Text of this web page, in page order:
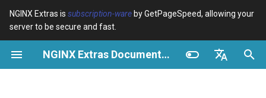
NGINX Extras is subscription-ware by GetPageSpeed, allowing your
server to be secure and fast.
NGINX Extras Documentation
I
n